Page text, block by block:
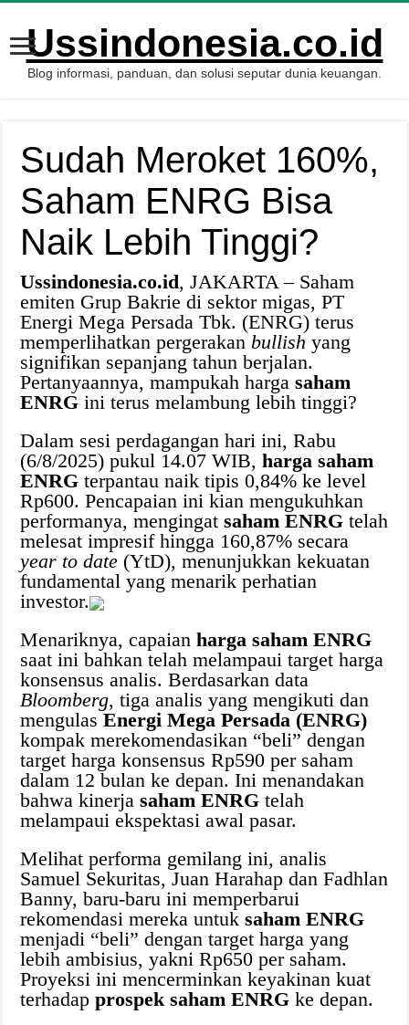
Ussindonesia.co.id
Blog informasi, panduan, dan solusi seputar dunia keuangan.
Sudah Meroket 160%,
Saham ENRG Bisa
Naik Lebih Tinggi?
Ussindonesia.co.id, JAKARTA – Saham
emiten Grup Bakrie di sektor migas, PT
Energi Mega Persada Tbk. (ENRG) terus
memperlihatkan pergerakan bullish yang
signifikan sepanjang tahun berjalan.
Pertanyaannya, mampukah hargasaham
ENRG ini terus melambung lebih tinggi?
Dalam sesi perdagangan hari ini, Rabu
(6/8/2025) pukul 14.07 WIB,harga saham
ENRG terpantau naik tipis 0,84% ke level
Rp600. Pencapaian ini kian mengukuhkan
performanya, mengingatsaham ENRG telah
melesat impresif hingga 160,87% secara
year to date (YtD), menunjukkan kekuatan
fundamental yang menarik perhatian
investor.
Menariknya, capaianharga saham ENRG
saat ini bahkan telah melampaui target harga
konsensus analis. Berdasarkan data
Bloomberg, tiga analis yang mengikuti dan
mengulasEnergi Mega Persada (ENRG)
kompak merekomendasikan “beli” dengan
target harga konsensus Rp590 per saham
dalam 12 bulan ke depan. Ini menandakan
bahwa kinerjasaham ENRG telah
melampaui ekspektasi awal pasar.
Melihat performa gemilang ini, analis
Samuel Sekuritas, Juan Harahap dan Fadhlan
Banny, baru-baru ini memperbarui
rekomendasi mereka untuksaham ENRG
menjadi “beli” dengan target harga yang
lebih ambisius, yakni Rp650 per saham.
Proyeksi ini mencerminkan keyakinan kuat
terhadapprospek saham ENRG ke depan.